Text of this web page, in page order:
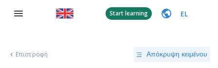
Start learning EL
Επιστροφή Απόκρυψη κειμένου